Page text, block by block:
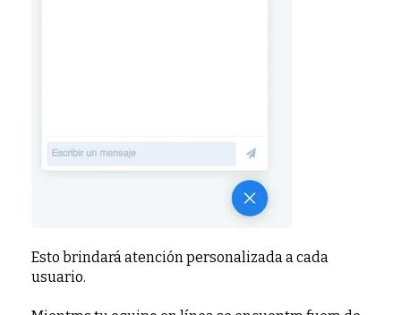
Esto brindará atención personalizada a cada
usuario.